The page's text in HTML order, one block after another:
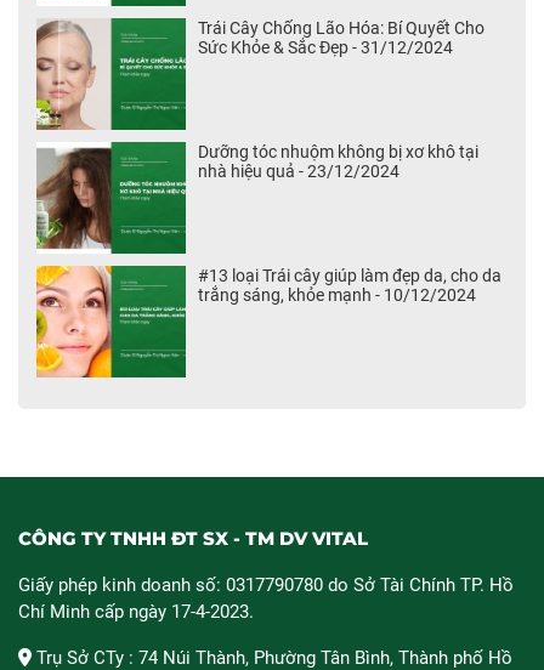
Trái Cây Chống Lão Hóa: Bí Quyết Cho
Sức Khỏe & Sắc Đẹp - 31/12/2024
Dưỡng tóc nhuộm không bị xơ khô tại
nhà hiệu quả - 23/12/2024
#13 loại Trái cây giúp làm đẹp da, cho da
trắng sáng, khỏe mạnh - 10/12/2024
CÔNG TY TNHH ĐT SX - TM DV VITAL
Giấy phép kinh doanh số: 0317790780 do Sở Tài Chính TP. Hồ
Chí Minh cấp ngày 17-4-2023.
Trụ Sở CTy : 74 Núi Thành, Phường Tân Bình, Thành phố Hồ